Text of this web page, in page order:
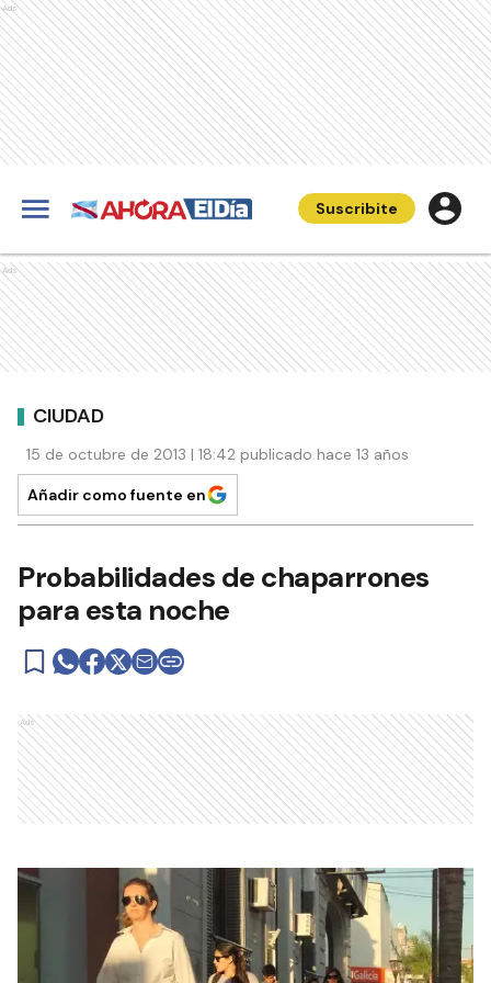
Ads
Suscribite
Ads
CIUDAD
15 de octubre de 2013 | 18:42 publicado hace 13 años
Añadir como fuente en
Probabilidades de chaparrones
para esta noche
Ads